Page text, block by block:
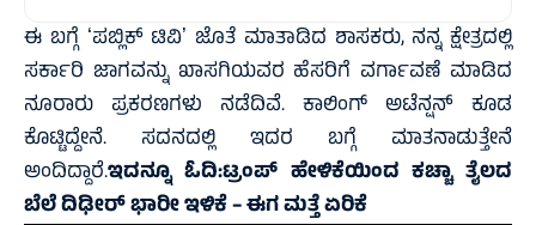
ಈ ಬಗ್ಗೆ ʻಪಬ್ಲಿಕ್‌ ಟಿವಿʼ ಜೊತೆ ಮಾತಾಡಿದ ಶಾಸಕರು, ನನ್ನ ಕ್ಷೇತ್ರದಲ್ಲಿ
ಸರ್ಕಾರಿ ಜಾಗವನ್ನು ಖಾಸಗಿಯವರ ಹೆಸರಿಗೆ ವರ್ಗಾವಣೆ ಮಾಡಿದ
ನೂರಾರು ಪ್ರಕರಣಗಳು ನಡೆದಿವೆ. ಕಾಲಿಂಗ್ ಅಟೆನ್ಷನ್ ಕೂಡ
ಕೊಟ್ಟಿದ್ದೇನೆ. ಸದನದಲ್ಲಿ ಇದರ ಬಗ್ಗೆ ಮಾತನಾಡುತ್ತೇನೆ
ಅಂದಿದ್ದಾರೆ.ಇದನ್ನೂ ಓದಿ:ಟ್ರಂಪ್‌ ಹೇಳಿಕೆಯಿಂದ ಕಚ್ಚಾ ತೈಲದ
ಬೆಲೆ ದಿಢೀರ್‌ ಭಾರೀ ಇಳಿಕೆ – ಈಗ ಮತ್ತೆ ಏರಿಕೆ